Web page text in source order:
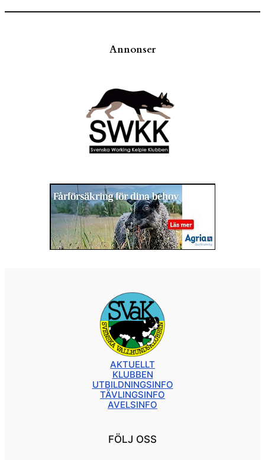
Annonser
AKTUELLT
KLUBBEN
UTBILDNINGSINFO
TÄVLINGSINFO
AVELSINFO
FÖLJ OSS